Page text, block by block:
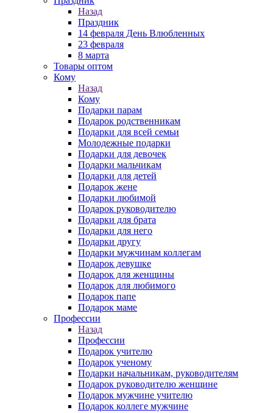
Назад
Праздник
14 февраля День Влюбленных
23 февраля
8 марта
Товары оптом
Кому
Назад
Кому
Подарки парам
Подарок родственникам
Подарки для всей семьи
Молодежные подарки
Подарки для девочек
Подарки мальчикам
Подарки для детей
Подарок жене
Подарки любимой
Подарок руководителю
Подарки для брата
Подарки для него
Подарки другу
Подарки мужчинам коллегам
Подарок девушке
Подарок для женщины
Подарок для любимого
Подарок папе
Подарок маме
Профессии
Назад
Профессии
Подарок учителю
Подарок ученому
Подарки начальникам, руководителям
Подарок руководителю женщине
Подарок мужчине учителю
Подарок коллеге мужчине